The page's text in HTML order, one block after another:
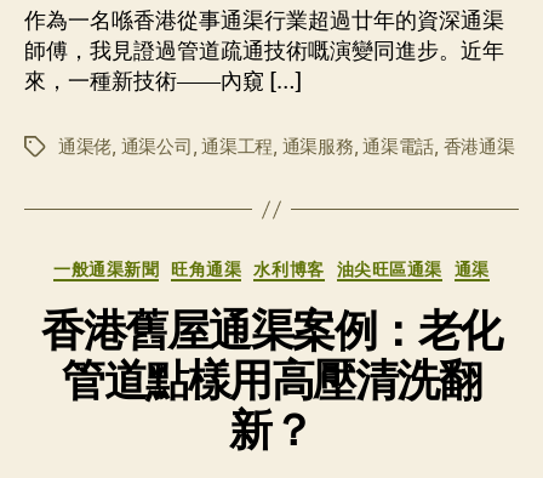
者
期
作為一名喺香港從事通渠行業超過廿年的資深通渠
師傅，我見證過管道疏通技術嘅演變同進步。近年
來，一種新技術——內窺 […]
标
通渠佬, 通渠公司,通渠工程, 通渠服務,通渠電話, 香港通渠
分
一般通渠新聞 旺角通渠 水利博客 油尖旺區通渠 通渠
香港舊屋通渠案例：老化
管道點樣用高壓清洗翻
新？